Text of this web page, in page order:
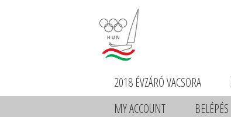
2018 ÉVZÁRÓ VACSORA
MY ACCOUNT
BELÉPÉS